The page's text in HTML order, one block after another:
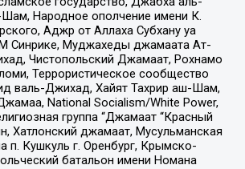
Народное ополчение имени К.
Аджр от Аллаха Субхану уа
Синрике, Муджахеды джамаата Ат-
Чистопольский Джамаат, Рохнамо
Террористическое сообщество
валь-Джихад, Хайят Тахрир аш-Шам,
National Socialism/White Power,
группа “Джамаат “Красный
Хатлонский джамаат, Мусульманская
п. Кушкуль г. Оренбург, Крымско-
батальон имени Номана